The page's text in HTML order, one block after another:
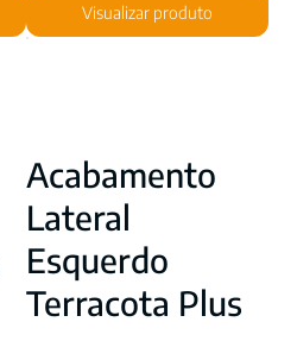
Visualizar produto
Acabamento
Lateral
Esquerdo
Terracota Plus